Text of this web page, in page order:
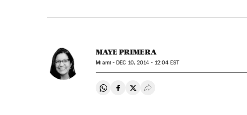
MAYE PRIMERA
Miami -DEC 10, 2014 - 12:04 EST
Compartir en Whatsapp
Compartir en Facebook
Compartir en Twitter
Desplegar Redes Sociales